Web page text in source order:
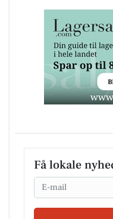
Få lokale
Email